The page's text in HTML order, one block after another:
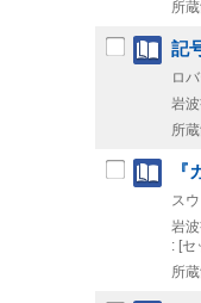
所
記
ロ
岩
所
『
ス
岩
: [セ
所